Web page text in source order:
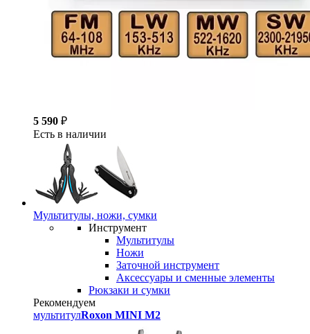
5 590 ₽
Есть в наличии
Мультитулы, ножи, сумки
Инструмент
Мультитулы
Ножи
Заточной инструмент
Аксессуары и сменные элементы
Рюкзаки и сумки
Рекомендуем
мультитулRoxon MINI M2